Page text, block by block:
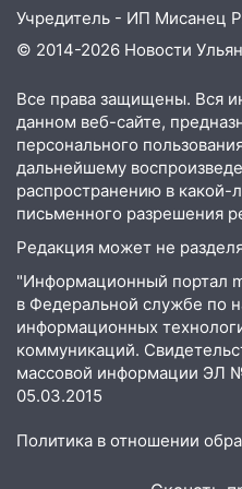
коррупционной
отправили в
09:52 Ночью
соседними
областью
09:41 Диана
Бога в СИЗО
09:35
В Ульяновске
будут судить за
млн рублей
08:22 Подросток на
велосипедистку:
07:20 Жара
Учредитель - ИП Мисанец
© 2014-2026 Новости
Все права защищены. Вся
данном веб-сайте,
персонального
дальнейшему
распространению в какой-
письменного разрешения
Редакция может не
"Информационный портал
в Федеральной службе по
информационных
коммуникаций.
массовой информации ЭЛ
05.03.2015
Политика в отношении